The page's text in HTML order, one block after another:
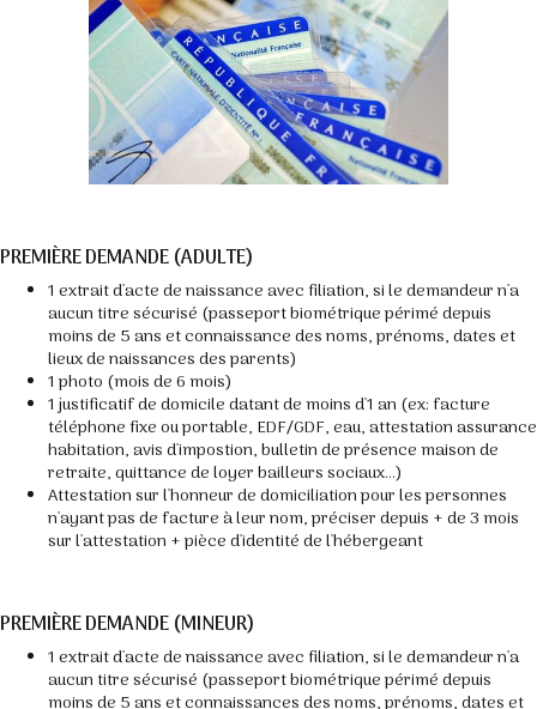
PREMIÈRE DEMANDE (ADULTE)
1 extrait d'acte de naissance avec filiation, si le demandeur n'a
aucun titre sécurisé (passeport biométrique périmé depuis
moins de 5 ans et connaissance des noms, prénoms, dates et
lieux de naissances des parents)
1 photo (mois de 6 mois)
1 justificatif de domicile datant de moins d'1 an (ex: facture
téléphone fixe ou portable, EDF/GDF, eau, attestation assurance
habitation, avis d'impostion, bulletin de présence maison de
retraite, quittance de loyer bailleurs sociaux...)
Attestation sur l'honneur de domiciliation pour les personnes
n'ayant pas de facture à leur nom, préciser depuis + de 3 mois
sur l'attestation + pièce d'identité de l'hébergeant
PREMIÈRE DEMANDE (MINEUR)
1 extrait d'acte de naissance avec filiation, si le demandeur n'a
aucun titre sécurisé (passeport biométrique périmé depuis
moins de 5 ans et connaissances des noms, prénoms, dates et